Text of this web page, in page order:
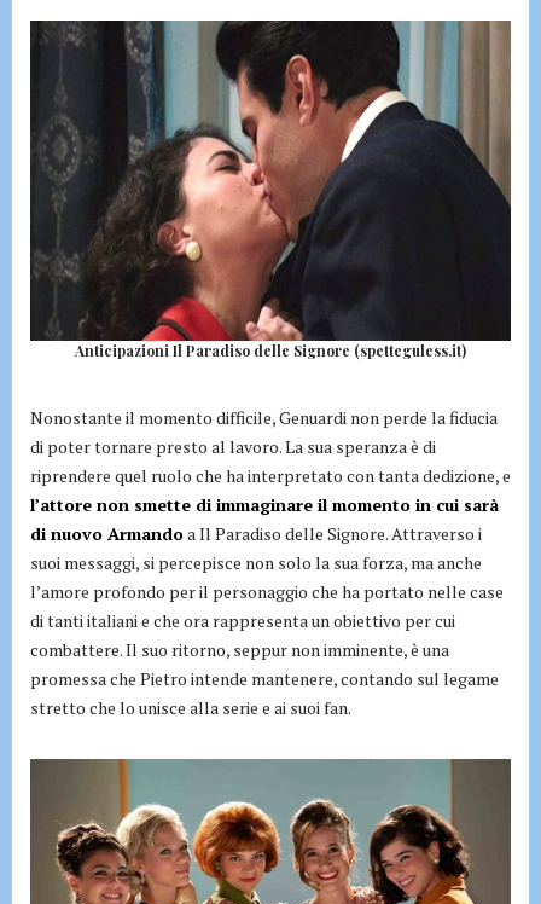
Anticipazioni Il Paradiso delle Signore (spetteguless.it)
Nonostante il momento difficile, Genuardi non perde la fiducia
di poter tornare presto al lavoro. La sua speranza è di
riprendere quel ruolo che ha interpretato con tanta dedizione, e
l’attore non smette di immaginare il momento in cui sarà
di nuovo Armandoa Il Paradiso delle Signore. Attraverso i
suoi messaggi, si percepisce non solo la sua forza, ma anche
l’amore profondo per il personaggio che ha portato nelle case
di tanti italiani e che ora rappresenta un obiettivo per cui
combattere. Il suo ritorno, seppur non imminente, è una
promessa che Pietro intende mantenere, contando sul legame
stretto che lo unisce alla serie e ai suoi fan.